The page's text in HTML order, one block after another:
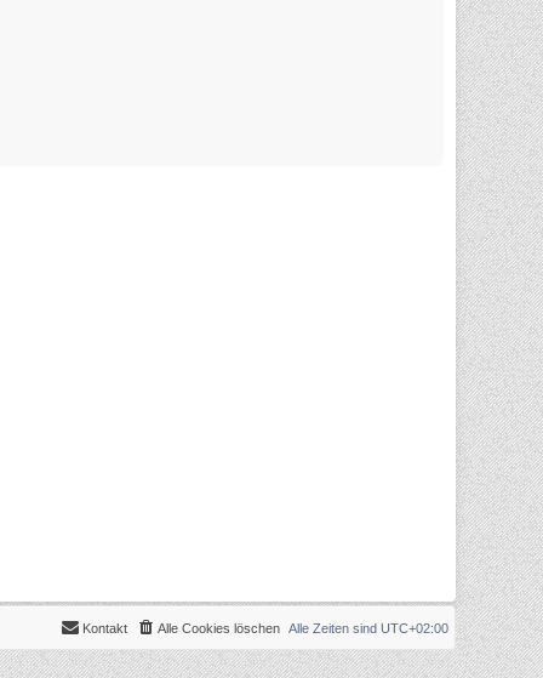
Alle Zeiten sind UTC+02:00
Alle Cookies löschen
Kontakt